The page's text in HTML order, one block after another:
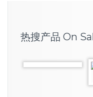
热搜产品 On